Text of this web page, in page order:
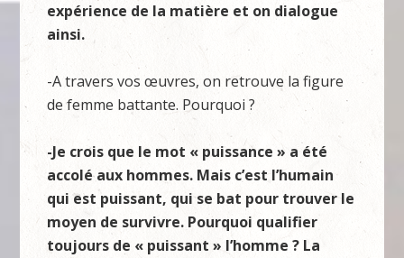
expérience de la matière et on dialogue
ainsi.
-A travers vos œuvres, on retrouve la figure
de femme battante. Pourquoi ?
-Je crois que le mot « puissance » a été
accolé aux hommes. Mais c’est l’humain
qui est puissant, qui se bat pour trouver le
moyen de survivre. Pourquoi qualifier
toujours de « puissant » l’homme ? La